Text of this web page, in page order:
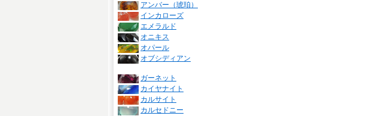
アンバー（琥珀）
インカローズ
エメラルド
オニキス
オパール
オブシディアン
ガーネット
カイヤナイト
カルサイト
カルセドニー